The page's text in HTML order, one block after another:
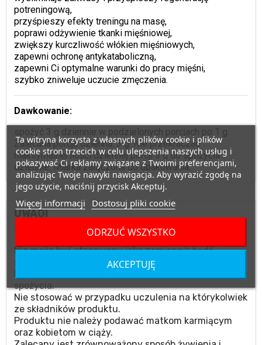
potreningową,
przyśpieszy efekty treningu na masę,
poprawi odżywienie tkanki mięśniowej,
zwiększy kurczliwość włókien mięśniowych,
zapewni ochronę antykataboliczną,
zapewni Ci optymalne warunki do pracy mięśni,
szybko zniweluje uczucie zmęczenia.
Dawkowanie:
spożyć 3 g dziennie w podzielonych porcjach po 1 g.
Zalecana porcja dzienna: 3 g. Nie przekraczać
maksymalnej ilości dziennej porcji 3 g do spożycia
dziennie. Miarka załączona do opakowania.
UWAGI
Suplement diety.
Nie może być stosowany jako zamiennik bądź
substytut zróżnicowanej diety.
Nie należy przekraczać zalecanego dziennego
spożycia.
Nie stosować w przypadku uczulenia na którykolwiek
ze składników produktu.
Produktu nie należy podawać matkom karmiącym
oraz kobietom w ciąży.
Ta witryna korzysta z własnych plików cookie i plików
cookie stron trzecich w celu ulepszenia naszych usług i
pokazywać Ci reklamy związane z Twoimi preferencjami,
analizując Twoje nawyki nawigacja. Aby wyrazić zgodę na
jego użycie, naciśnij przycisk Akceptuj.
Więcej informacji Dostosuj pliki cookie
ODRZUĆ WSZYSTKO
AKCEPTUJĘ